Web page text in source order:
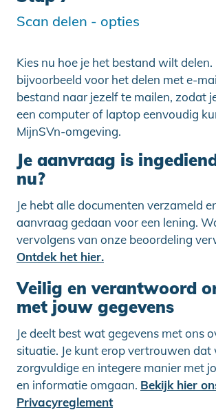
Scan delen - opties
Kies nu hoe je het bestand wilt delen.
bijvoorbeeld voor het delen met e-
bestand naar jezelf te mailen, zodat
een computer of laptop eenvoudig
MijnSVn-omgeving.
Je aanvraag is
nu?
Je hebt alle documenten verzameld
aanvraag gedaan voor een lening.
vervolgens van onze beoordeling
Ontdek het hier.
Veilig en verantwoord
met jouw gegevens
Je deelt best wat gegevens met ons
situatie. Je kunt erop vertrouwen dat
zorgvuldige en integere manier met
en informatie omgaan. Bekijk hier
Privacyreglement